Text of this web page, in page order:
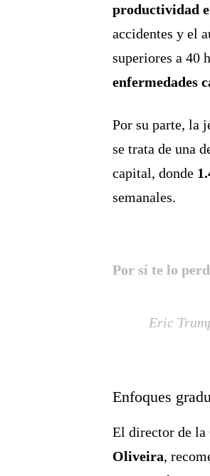
productividad
accidentes y el
superiores a 40
enfermedades
Por su parte, la
se trata de una
capital, donde
semanales.
Por sí te lo
Eric
Enfoques
El director de
Oliveira,